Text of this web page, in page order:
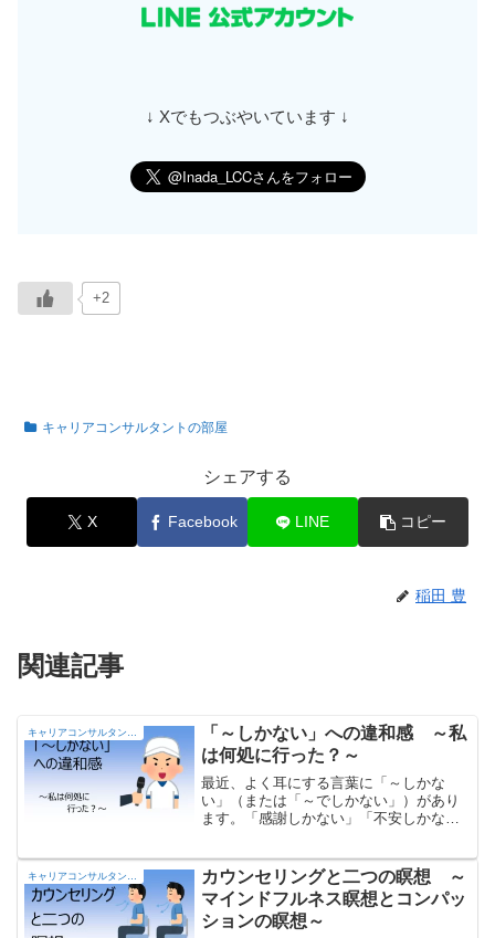
↓ Xでもつぶやいています ↓
+2
キャリアコンサルタントの部屋
シェアする
X Facebook LINE コピー
稲田 豊
関連記事
キャリアコンサルタントの部屋
「～しかない」への違和感 ～私
は何処に行った？～
最近、よく耳にする言葉に「～しかな
い」（または「～でしかない」）があり
ます。「感謝しかない」「不安しかな
す。Veryの意味で使われているようです
が、私には違和感があるんですよね.. な
ぜ違和感を感じるのか？ について、い
くつかの視点から語ります。
カウンセリングと二つの瞑想 ～
マインドフルネス瞑想とコンパッ
ションの瞑想～